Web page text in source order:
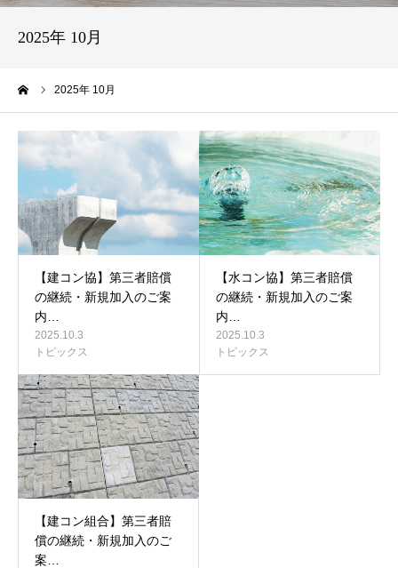
2025年 10月
2025年 10月
【建コン協】第三者賠償
の継続・新規加入のご案
内…
2025.10.3
トピックス
【水コン協】第三者賠償
の継続・新規加入のご案
内…
2025.10.3
トピックス
【建コン組合】第三者賠
償の継続・新規加入のご
案…